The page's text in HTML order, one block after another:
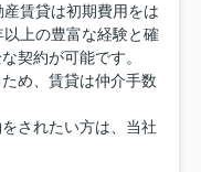
賃貸は初期費用をは
上の豊富な経験と確
契約が可能です。
め、賃貸は仲介手数
されたい方は、当社